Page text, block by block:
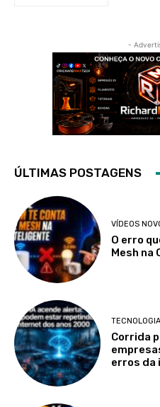
-
ÚLTIMAS POSTAGENS
VÍDEOS
O erro
Mesh na
TECNOLOGIA
Corrida
erros da